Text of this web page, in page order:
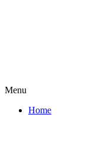
Menu
Home